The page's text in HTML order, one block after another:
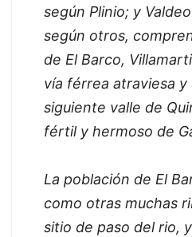
según Plinio; y
según otros,
de El Barco,
vía férrea atraviesa y
siguiente valle de
fértil y hermoso de
La población de El
como otras muchas
sitio de paso del rio,